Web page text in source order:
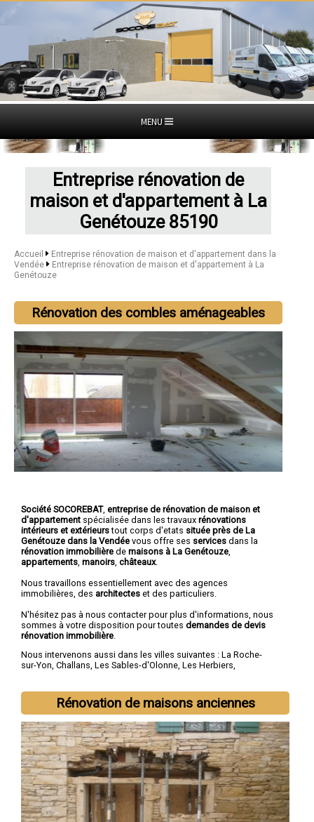
MENU
Entreprise rénovation de
maison et d'appartement à La
Genétouze 85190
Accueil
Entreprise rénovation de maison et d'appartement dans la
Vendée
Entreprise rénovation de maison et d'appartement à La
Genétouze
Rénovation des combles aménageables
Société SOCOREBAT, entreprise de rénovation de maison et
d'appartement spécialisée dans les travaux rénovations
intérieurs et extérieurstout corps d'etats située près de La
Genétouze dans la Vendée vous offre ses services dans la
rénovation immobilière de maisons à La Genétouze
appartements manoirs châteaux.
Nous travaillons essentiellement avec des agences
immobilières, des architectes et des particuliers.
N'hésitez pas à nous contacter pour plus d'informations, nous
sommes à votre disposition pour toutes demandes de devis
rénovation immobilière
Nous intervenons aussi dans les villes suivantes : La Roche-
sur-Yon, Challans, Les Sables-d'Olonne, Les Herbiers,
Rénovation de maisons anciennes